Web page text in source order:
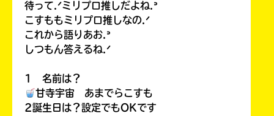
待って.ᐟミリプロ推しだよね.ᐣ
こすももミリプロ推しなの.ᐟ
これから語りあお.ᐣ
しつもん答えるね.ᐟ
1 名前は？
甘寺宇宙 あまでらこすも
2誕生日は？設定でもOKです